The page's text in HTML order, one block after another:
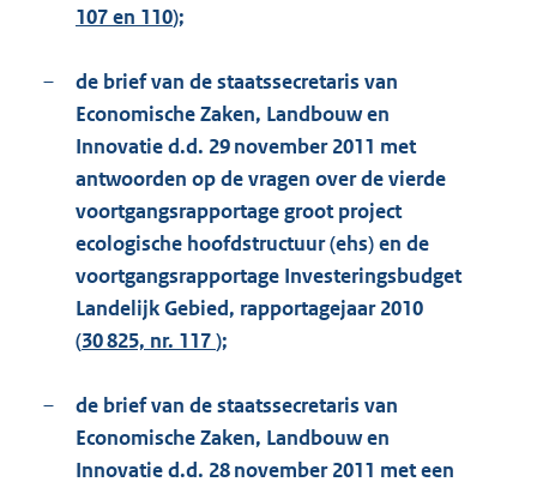
107 en 110);
–
de brief van de staatssecretaris van
Economische Zaken, Landbouw en
Innovatie d.d. 29 november 2011 met
antwoorden op de vragen over de vierde
voortgangsrapportage groot project
ecologische hoofdstructuur (ehs) en de
voortgangsrapportage Investeringsbudget
Landelijk Gebied, rapportagejaar 2010
(30 825, nr. 117);
–
de brief van de staatssecretaris van
Economische Zaken, Landbouw en
Innovatie d.d. 28 november 2011 met een